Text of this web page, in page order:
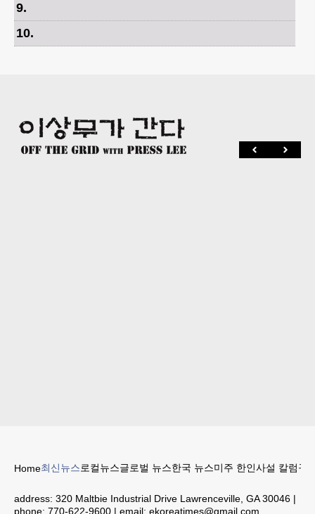
9.
10.
Home최신뉴스로컬뉴스글로벌 뉴스한국 뉴스미주 한인사설 칼럼구
address: 320 Maltbie Industrial Drive Lawrenceville, GA 30046 |
phone: 770-622-9600 | email: ekoreatimes@gmail.com